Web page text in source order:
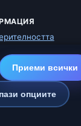
Приеми всички
опциите